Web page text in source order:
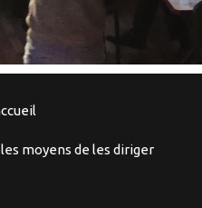
moyens de les diriger